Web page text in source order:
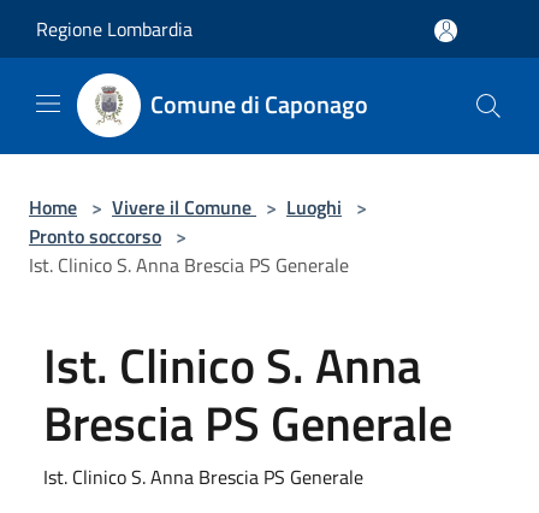
Regione Lombardia
Comune di Caponago
Home > Vivere il Comune > Luoghi >
Pronto soccorso >
Ist. Clinico S. Anna Brescia PS Generale
Ist. Clinico S. Anna
Brescia PS Generale
Ist. Clinico S. Anna Brescia PS Generale